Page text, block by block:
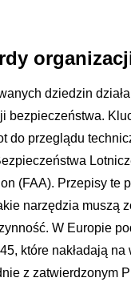
dziedzin
bezpieczeństwa.
do przeglądu
(FAA). Przepisy te
narzędzia muszą
W Europie
które nakładają
z zatwierdzonym